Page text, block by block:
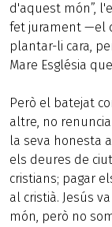
d'aquest món”,
fet jurament —el
plantar-li cara,
Mare Església
Però el batejat
altre, no
la seva honesta
els deures de
cristians; pagar
al cristià. Jesús
món, però no